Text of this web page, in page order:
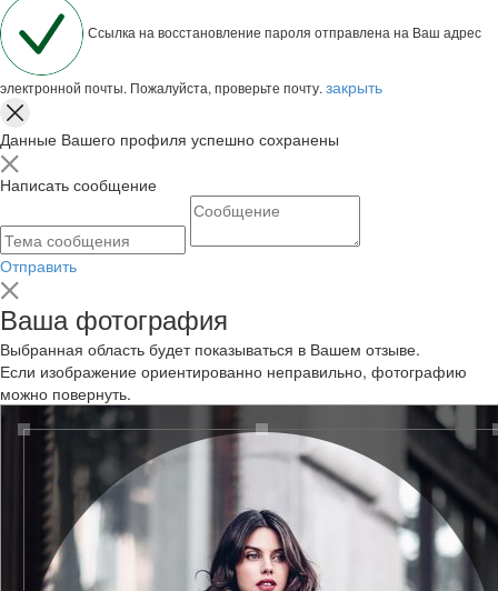
Ссылка на восстановление пароля отправлена на Ваш адрес
электронной почты. Пожалуйста, проверьте почту. закрыть
Данные Вашего профиля успешно сохранены
Написать сообщение
Отправить
Ваша фотография
Выбранная область будет показываться в Вашем отзыве.
Если изображение ориентированно неправильно, фотографию
можно повернуть.